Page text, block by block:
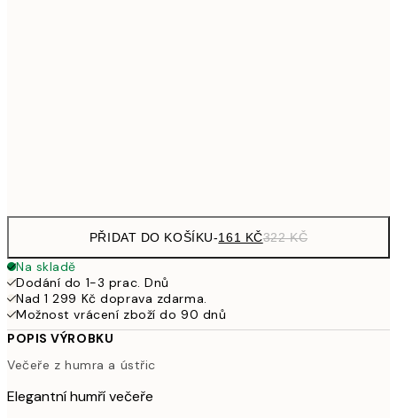
PŘIDAT DO KOŠÍKU-161 KČ322 KČ
Na skladě
Dodání do 1-3 prac. Dnů
Nad 1 299 Kč doprava zdarma.
Možnost vrácení zboží do 90 dnů
POPIS VÝROBKU
Večeře z humra a ústřic
Elegantní humří večeře